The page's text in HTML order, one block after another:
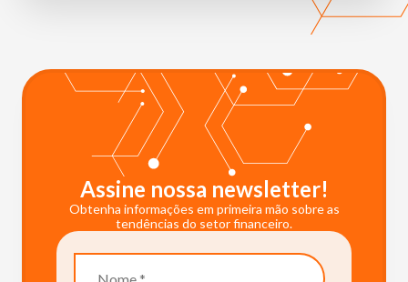
Assine nossa newsletter!
Obtenha informações em primeira mão sobre as
tendências do setor financeiro.